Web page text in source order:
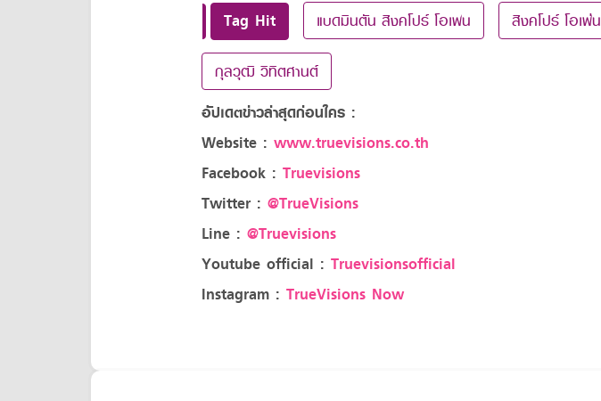
Tag Hit แบดมินตัน สิงคโปร์ โอเพน สิงคโปร์ โอเพ่น
กุลวุฒิ วิทิตศานต์
อัปเดตข่าวล่าสุดก่อนใคร :
Website : www.truevisions.co.th
Facebook : Truevisions
Twitter : @TrueVisions
Line : @Truevisions
Youtube official : Truevisionsofficial
Instagram : TrueVisions Now